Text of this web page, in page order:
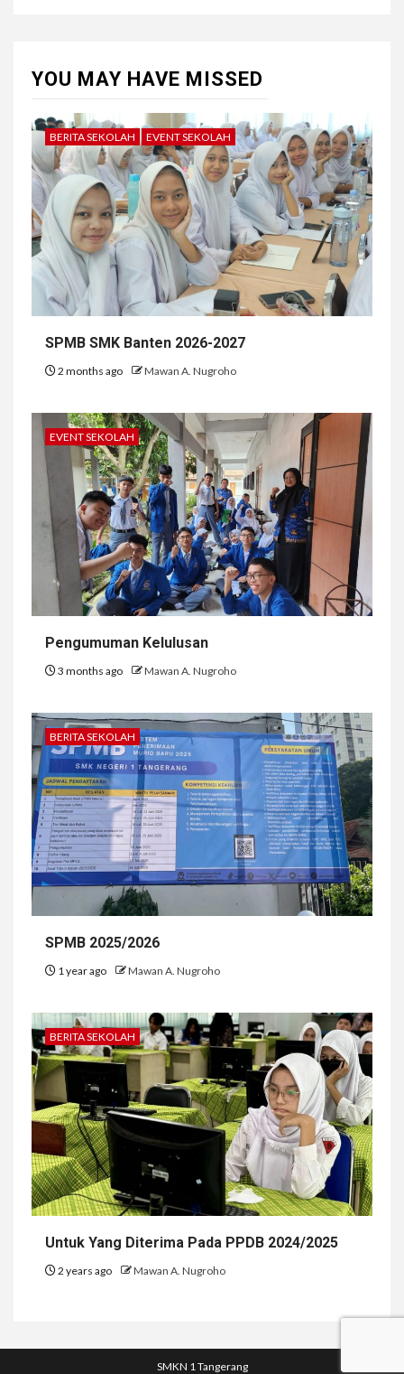
YOU MAY HAVE MISSED
BERITA SEKOLAH EVENT SEKOLAH
SPMB SMK Banten 2026-2027
2 months ago Mawan A. Nugroho
EVENT SEKOLAH
Pengumuman Kelulusan
3 months ago Mawan A. Nugroho
BERITA SEKOLAH
SPMB 2025/2026
1 year ago Mawan A. Nugroho
BERITA SEKOLAH
Untuk Yang Diterima Pada PPDB 2024/2025
2 years ago Mawan A. Nugroho